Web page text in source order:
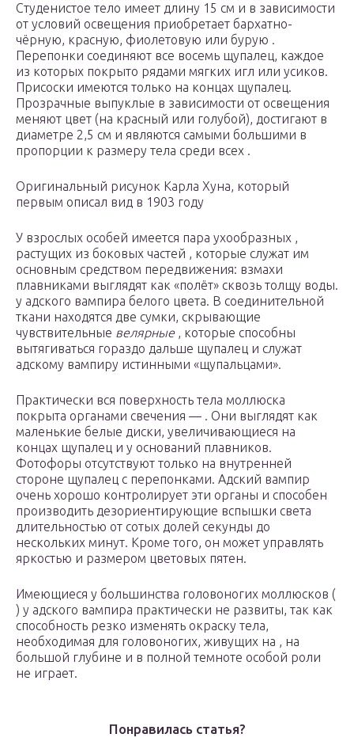
Студенистое тело имеет длину 15 см и в зависимости
от условий освещения приобретает бархатно-
чёрную, красную, фиолетовую или бурую .
Перепонки соединяют все восемь щупалец, каждое
из которых покрыто рядами мягких игл или усиков.
Присоски имеются только на концах щупалец.
Прозрачные выпуклые в зависимости от освещения
меняют цвет (на красный или голубой), достигают в
диаметре 2,5 см и являются самыми большими в
пропорции к размеру тела среди всех .
Оригинальный рисунок Карла Хуна, который
первым описал вид в 1903 году
У взрослых особей имеется пара ухообразных ,
растущих из боковых частей , которые служат им
основным средством передвижения: взмахи
плавниками выглядят как «полёт» сквозь толщу воды.
у адского вампира белого цвета. В соединительной
ткани находятся две сумки, скрывающие
чувствительные велярные , которые способны
вытягиваться гораздо дальше щупалец и служат
адскому вампиру истинными «щупальцами».
Практически вся поверхность тела моллюска
покрыта органами свечения — . Они выглядят как
маленькие белые диски, увеличивающиеся на
концах щупалец и у оснований плавников.
Фотофоры отсутствуют только на внутренней
стороне щупалец с перепонками. Адский вампир
очень хорошо контролирует эти органы и способен
производить дезориентирующие вспышки света
длительностью от сотых долей секунды до
нескольких минут. Кроме того, он может управлять
яркостью и размером цветовых пятен.
Имеющиеся у большинства головоногих моллюсков (
) у адского вампира практически не развиты, так как
способность резко изменять окраску тела,
необходимая для головоногих, живущих на , на
большой глубине и в полной темноте особой роли
не играет.
Понравилась статья?